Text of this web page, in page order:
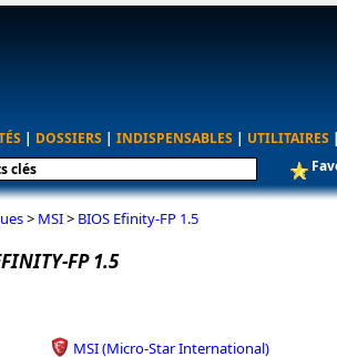
| DOSSIERS | INDISPENSABLES | UTILITAIRES |
> MSI> BIOS Efinity-FP 1.5
FP 1.5
MSI (Micro-Star International)